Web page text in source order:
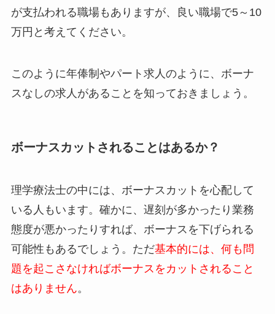
が支払われる職場もありますが、良い職場で5～10
万円と考えてください。
このように年俸制やパート求人のように、ボーナ
スなしの求人があることを知っておきましょう。
ボーナスカットされることはあるか？
理学療法士の中には、ボーナスカットを心配して
いる人もいます。確かに、遅刻が多かったり業務
態度が悪かったりすれば、ボーナスを下げられる
可能性もあるでしょう。ただ基本的には、何も問
題を起こさなければボーナスをカットされること
はありません。